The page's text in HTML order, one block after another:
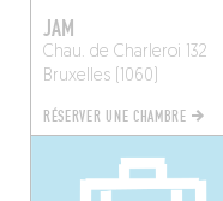
JAM
Chau. de Charleroi 132
Bruxelles (1060)
RÉSERVER UNE CHAMBRE